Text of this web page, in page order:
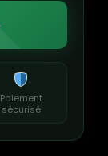
Paiement
sécurisé